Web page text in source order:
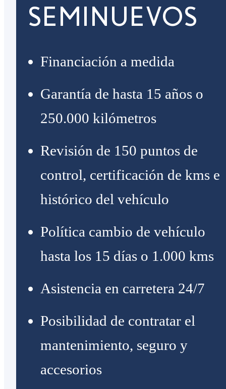
SEMINUEVOS
Financiación a medida
Garantía de hasta 15 años o
250.000 kilómetros
Revisión de 150 puntos de
control, certificación de kms e
histórico del vehículo
Política cambio de vehículo
hasta los 15 días o 1.000 kms
Asistencia en carretera 24/7
Posibilidad de contratar el
mantenimiento, seguro y
accesorios